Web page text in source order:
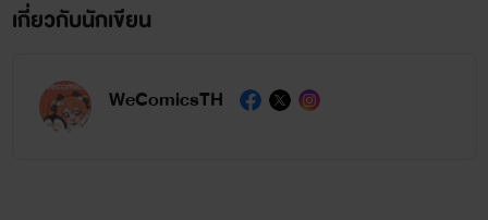
เกี่ยวกับนักเขียน
WeComicsTH